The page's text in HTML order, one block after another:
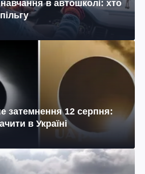
в автошколі: хто
затемнення 12 серпня:
в Україні